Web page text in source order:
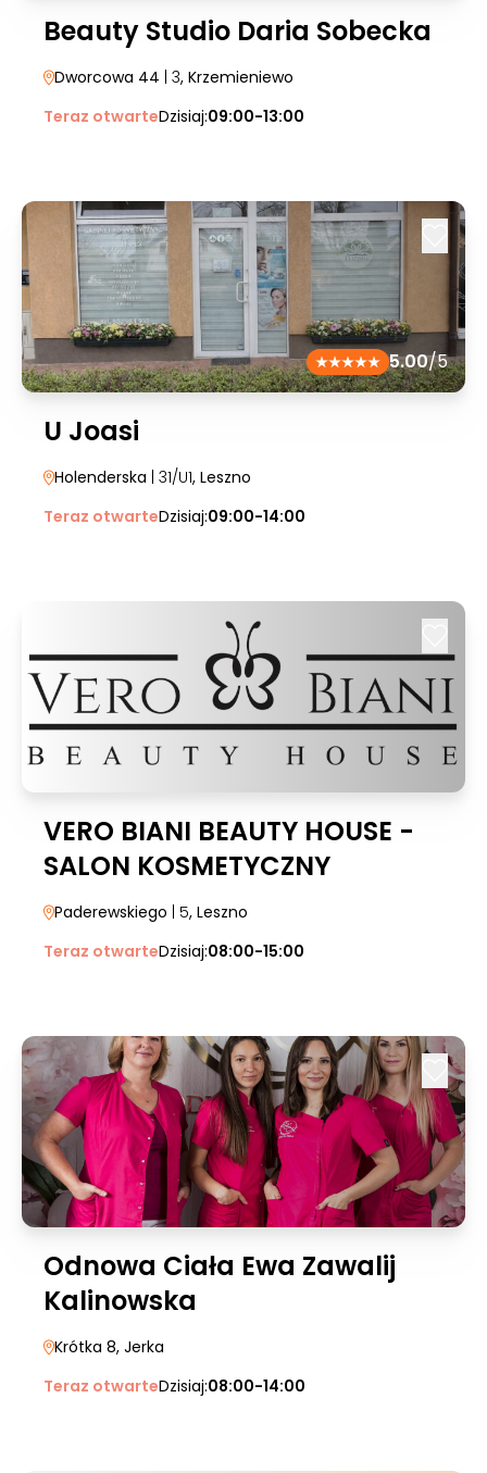
Beauty Studio Daria Sobecka
Dworcowa 44 | 3, Krzemieniewo
Teraz otwarteDzisiaj:09:00-13:00
5.00/5
U Joasi
Holenderska | 31/U1, Leszno
Teraz otwarteDzisiaj:09:00-14:00
VERO BIANI BEAUTY HOUSE -
SALON KOSMETYCZNY
Paderewskiego | 5, Leszno
Teraz otwarteDzisiaj:08:00-15:00
Odnowa Ciała Ewa Zawalij
Kalinowska
Krótka 8, Jerka
Teraz otwarteDzisiaj:08:00-14:00